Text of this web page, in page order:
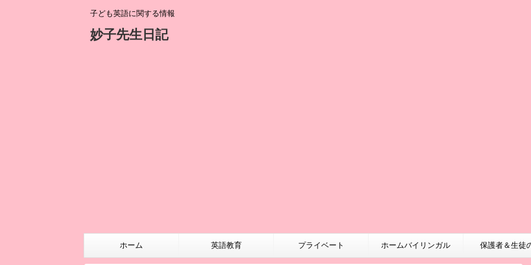
子ども英語に関する情報
妙子先生日記
ホーム 英語教育 プライベート ホームバイリンガル 保護者＆生徒